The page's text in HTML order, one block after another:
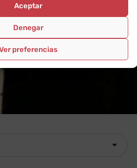
Aceptar
Denegar
preferencias